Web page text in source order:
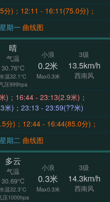
)；12:11 - 16:11(75.0分)；
8-10 星期一 曲线图
晴
气温
30.76°C
温32.1°C
压999hpa
小浪
0.2米
Max0.3米
3级
13.5km/h
西南风
米)；16:44 - 23:13(2.9米)；
米)；23:13 - 23:59(??米)
分)；12:44 - 16:44(85.0分)；
8-11 星期二 曲线图
多云
气温
30.69°C
温32.3°C
压1000hpa
小浪
0.3米
Max0.3米
3级
14.3km/h
西南风